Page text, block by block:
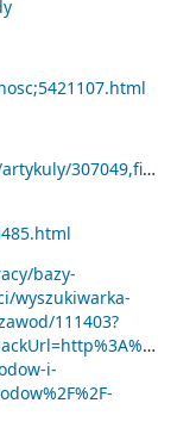
bazy-
wyszukiwarka-
111403?
i-